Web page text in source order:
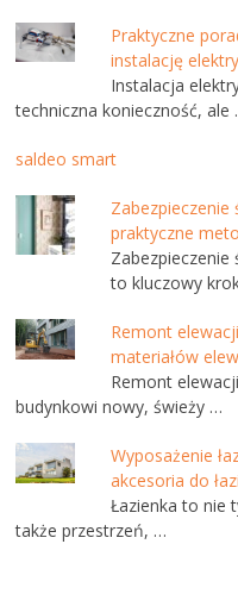
Praktyczne
instalację
Instalacja
techniczna konieczność, ale
saldeo smart
Zabezpieczenie
praktyczne
to kluczowy
Remont
materiałów
Remont
budynkowi nowy, świeży …
Wyposażenie
akcesoria do
Łazienka to nie
także przestrzeń, …